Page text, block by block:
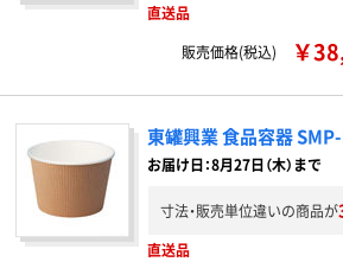
直送品
販売価格(税込)
￥
東罐興業 食品容器
お届け日：8月27日（木）まで
寸法・販売単位違いの商品が
直送品